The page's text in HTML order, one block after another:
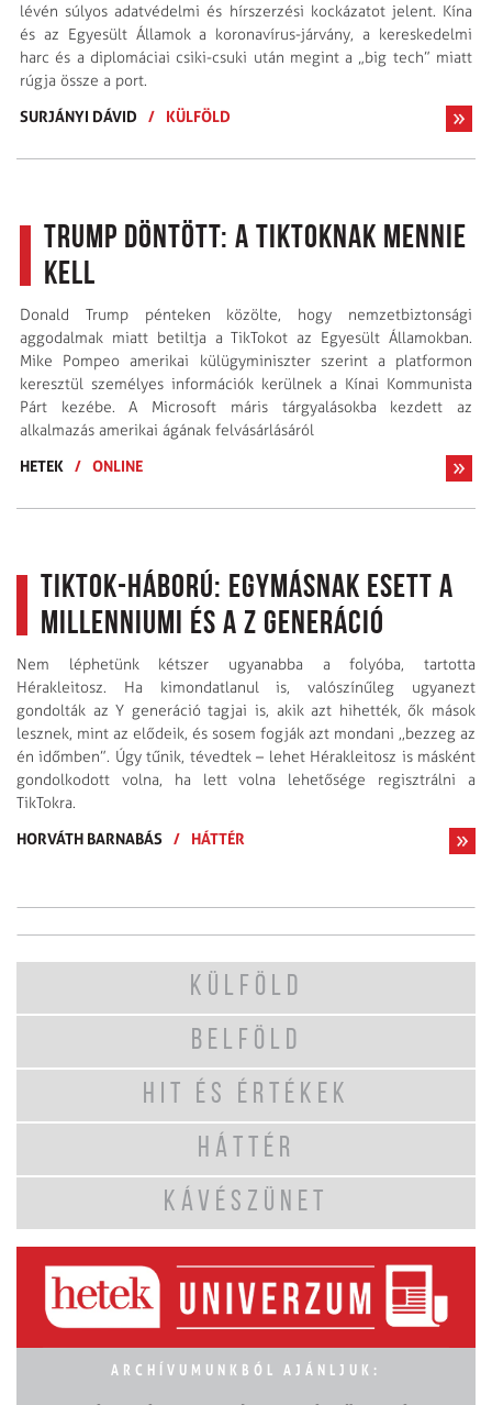
lévén súlyos adatvédelmi és hírszerzési kockázatot jelent. Kína
és az Egyesült Államok a koronavírus-járvány, a kereskedelmi
harc és a diplomáciai csiki-csuki után megint a „big tech” miatt
rúgja össze a port.
SURJÁNYI DÁVID
/ KÜLFÖLD
Trump döntött: a TikToknak mennie
kell
Donald Trump pénteken közölte, hogy nemzetbiztonsági
aggodalmak miatt betiltja a TikTokot az Egyesült Államokban.
Mike Pompeo amerikai külügyminiszter szerint a platformon
keresztül személyes információk kerülnek a Kínai Kommunista
Párt kezébe. A Microsoft máris tárgyalásokba kezdett az
alkalmazás amerikai ágának felvásárlásáról
HETEK
/ ONLINE
Tiktok-háború: Egymásnak esett a
millenniumi és a Z generáció
Nem léphetünk kétszer ugyanabba a folyóba, tartotta
Hérakleitosz. Ha kimondatlanul is, valószínűleg ugyanezt
gondolták az Y generáció tagjai is, akik azt hihették, ők mások
lesznek, mint az elődeik, és sosem fogják azt mondani ,,bezzeg az
én időmben”. Úgy tűnik, tévedtek – lehet Hérakleitosz is másként
gondolkodott volna, ha lett volna lehetősége regisztrálni a
TikTokra.
HORVÁTH BARNABÁS / HÁTTÉR
KÜLFÖLD
BELFÖLD
HIT ÉS ÉRTÉKEK
HÁTTÉR
KÁVÉSZÜNET
ARCHÍVUMUNKBÓL AJÁNLJUK: